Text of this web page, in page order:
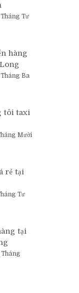
Tư
hàng
Ba
tôi taxi
Mười
rẻ tại
Tư
tại